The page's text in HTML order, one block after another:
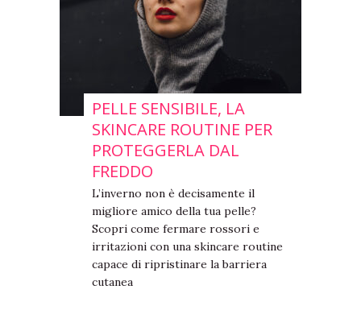
PELLE SENSIBILE, LA
SKINCARE ROUTINE PER
PROTEGGERLA DAL
FREDDO
L’inverno non è decisamente il
migliore amico della tua pelle?
Scopri come fermare rossori e
irritazioni con una skincare routine
capace di ripristinare la barriera
cutanea